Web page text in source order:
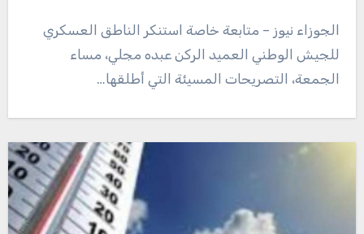
للجيش الوطني العميد الركن عبده مجلي، مساء
الجمعة، التصريحات المسيئة التي أطلقها…